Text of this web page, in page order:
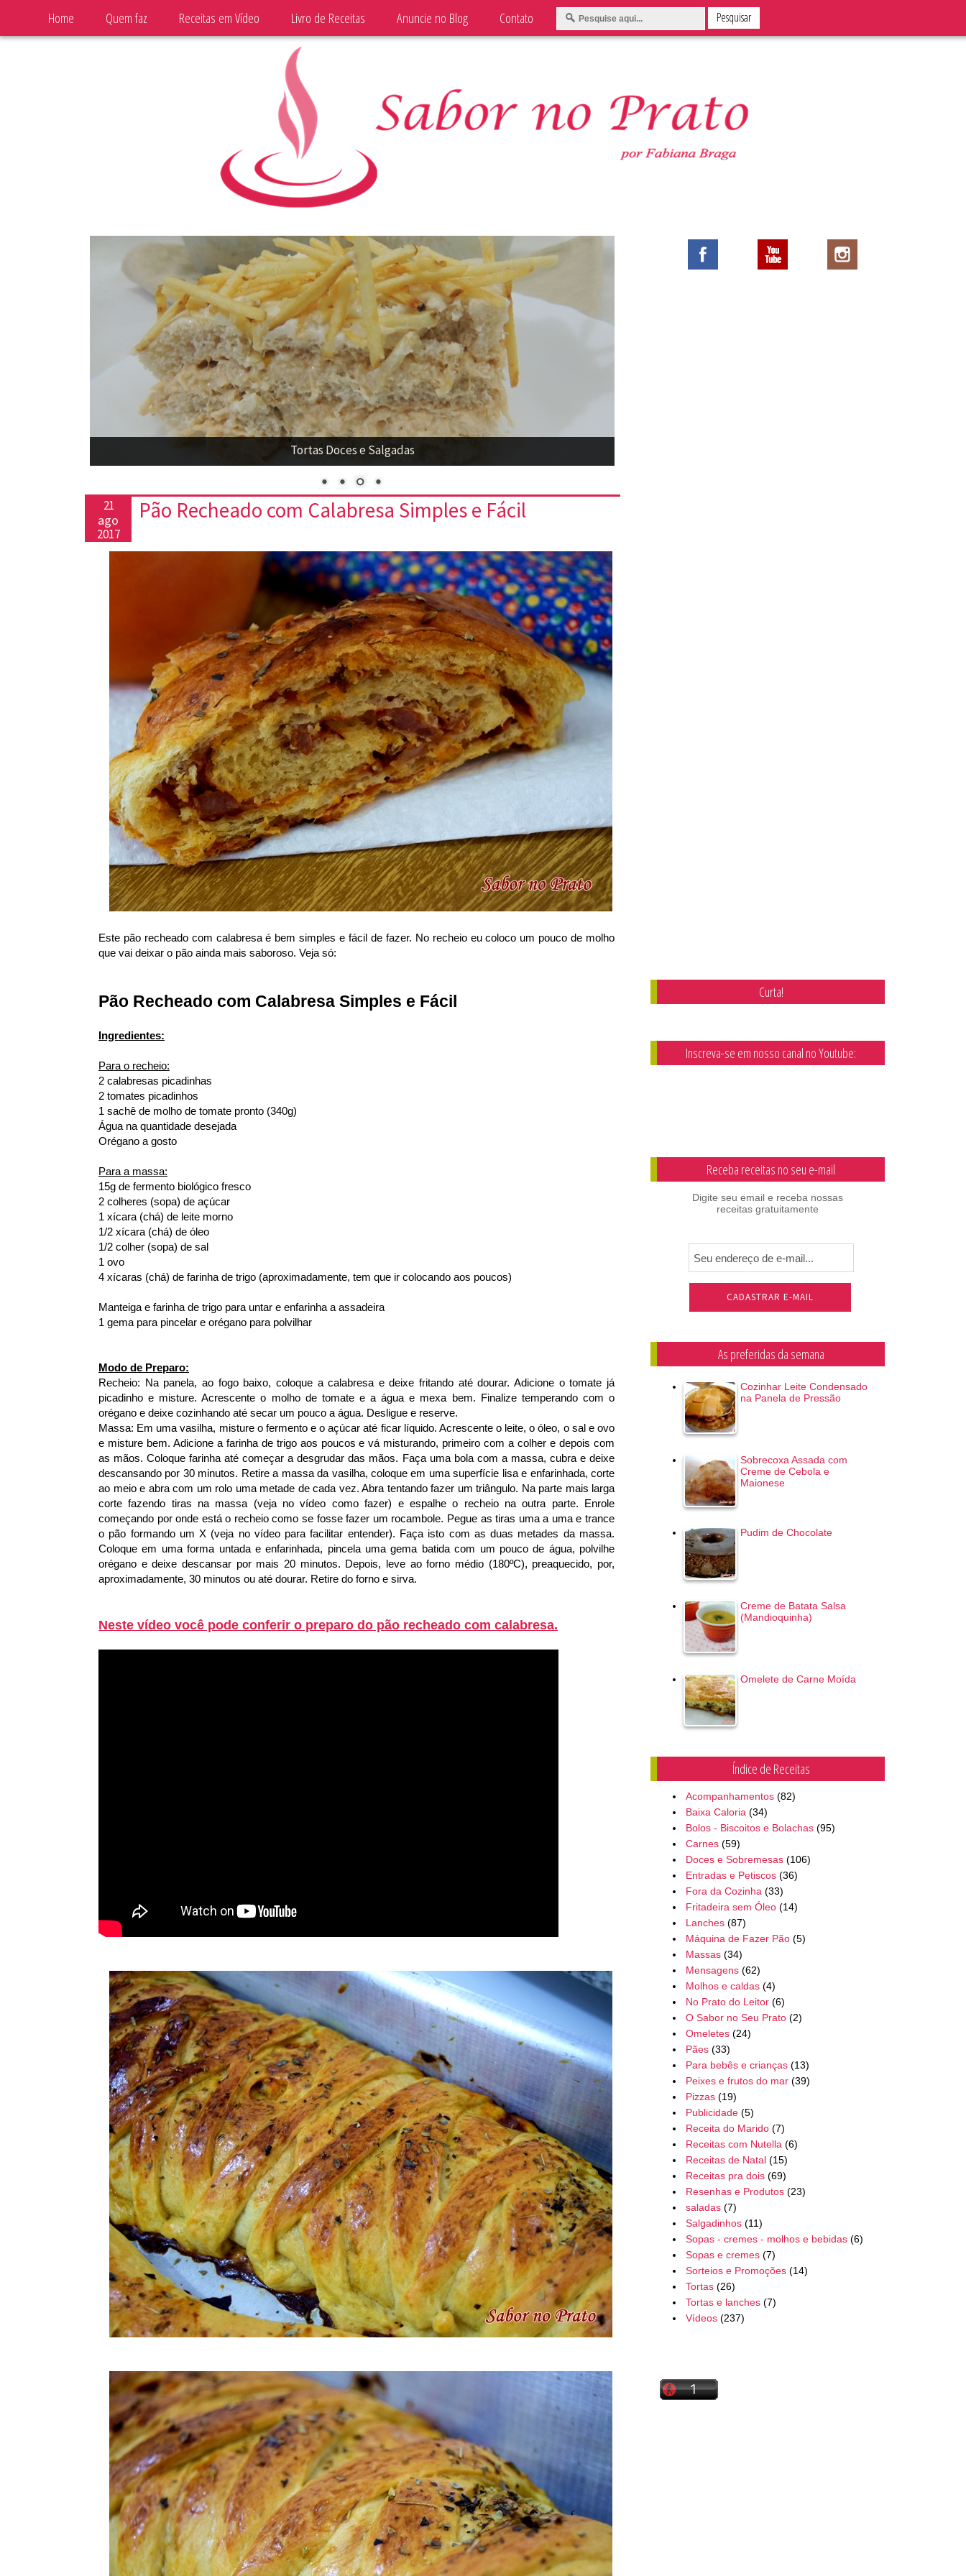
Tortas Doces e Salgadas
21
ago
2017
Pão Recheado com Calabresa Simples e Fácil
Este pão recheado com calabresa é bem simples e fácil de fazer. No recheio eu coloco um pouco de molho
que vai deixar o pão ainda mais saboroso. Veja só:
Pão Recheado com Calabresa Simples e Fácil
Ingredientes:
Para o recheio:
2 calabresas picadinhas
2 tomates picadinhos
1 sachê de molho de tomate pronto (340g)
Água na quantidade desejada
Orégano a gosto
Para a massa:
15g de fermento biológico fresco
2 colheres (sopa) de açúcar
1 xícara (chá) de leite morno
1/2 xícara (chá) de óleo
1/2 colher (sopa) de sal
1 ovo
4 xícaras (chá) de farinha de trigo (aproximadamente, tem que ir colocando aos poucos)
Manteiga e farinha de trigo para untar e enfarinha a assadeira
1 gema para pincelar e orégano para polvilhar
Modo de Preparo:
Recheio: Na panela, ao fogo baixo, coloque a calabresa e deixe fritando até dourar. Adicione o tomate já
picadinho e misture. Acrescente o molho de tomate e a água e mexa bem. Finalize temperando com o
orégano e deixe cozinhando até secar um pouco a água. Desligue e reserve.
Massa: Em uma vasilha, misture o fermento e o açúcar até ficar líquido. Acrescente o leite, o óleo, o sal e ovo
e misture bem. Adicione a farinha de trigo aos poucos e vá misturando, primeiro com a colher e depois com
as mãos. Coloque farinha até começar a desgrudar das mãos. Faça uma bola com a massa, cubra e deixe
descansando por 30 minutos. Retire a massa da vasilha, coloque em uma superfície lisa e enfarinhada, corte
ao meio e abra com um rolo uma metade de cada vez. Abra tentando fazer um triângulo. Na parte mais larga
corte fazendo tiras na massa (veja no vídeo como fazer) e espalhe o recheio na outra parte. Enrole
começando por onde está o recheio como se fosse fazer um rocambole. Pegue as tiras uma a uma e trance
o pão formando um X (veja no vídeo para facilitar entender). Faça isto com as duas metades da massa.
Coloque em uma forma untada e enfarinhada, pincela uma gema batida com um pouco de água, polvilhe
orégano e deixe descansar por mais 20 minutos. Depois, leve ao forno médio (180ºC), preaquecido, por,
aproximadamente, 30 minutos ou até dourar. Retire do forno e sirva.
Neste vídeo você pode conferir o preparo do pão recheado com calabresa.
Home Quem faz Receitas em Vídeo Livro de Receitas Anuncie no Blog Contato
Curta!
Inscreva-se em nosso canal no Youtube:
Receba receitas no seu e-mail
Digite seu email e receba nossas
receitas gratuitamente
As preferidas da semana
Cozinhar Leite Condensado
na Panela de Pressão
Sobrecoxa Assada com
Creme de Cebola e
Maionese
Pudim de Chocolate
Creme de Batata Salsa
(Mandioquinha)
Omelete de Carne Moída
Índice de Receitas
Acompanhamentos (82)
Baixa Caloria (34)
Bolos - Biscoitos e Bolachas (95)
Carnes (59)
Doces e Sobremesas (106)
Entradas e Petiscos (36)
Fora da Cozinha (33)
Fritadeira sem Óleo (14)
Lanches (87)
Máquina de Fazer Pão (5)
Massas (34)
Mensagens (62)
Molhos e caldas (4)
No Prato do Leitor (6)
O Sabor no Seu Prato (2)
Omeletes (24)
Pães (33)
Para bebês e crianças (13)
Peixes e frutos do mar (39)
Pizzas (19)
Publicidade (5)
Receita do Marido (7)
Receitas com Nutella (6)
Receitas de Natal (15)
Receitas pra dois (69)
Resenhas e Produtos (23)
saladas (7)
Salgadinhos (11)
Sopas - cremes - molhos e bebidas (6)
Sopas e cremes (7)
Sorteios e Promoções (14)
Tortas (26)
Tortas e lanches (7)
Vídeos (237)